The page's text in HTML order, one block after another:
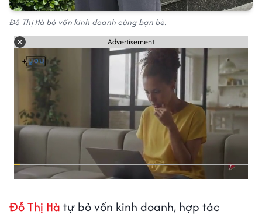
Đỗ Thị Hà bỏ vốn kinh doanh cùng bạn bè.
Advertisement
Đỗ Thị Hà tự bỏ vốn kinh doanh, hợp tác